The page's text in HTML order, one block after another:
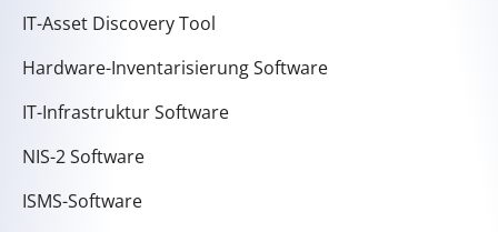
IT-Asset Discovery Tool
Hardware-Inventarisierung Software
IT-Infrastruktur Software
NIS-2 Software
ISMS-Software